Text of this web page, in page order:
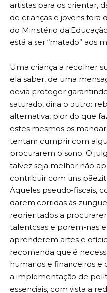
artistas para os orientar,
de crianças e jovens fora
do Ministério da
está a ser “matado” aos
Uma criança a recolher
ela saber, de uma
devia proteger
saturado, diria o outro:
alternativa, pior do que
estes mesmos os
tentam cumprir com
procurarem o sono. O
talvez seja melhor não
contribuir com uns
Aqueles pseudo-fiscais,
darem corridas às
reorientados a
talentosas e porem-nas
aprenderem artes e
recomenda que é
humanos e financeiros e
a implementação de
essenciais, com vista a